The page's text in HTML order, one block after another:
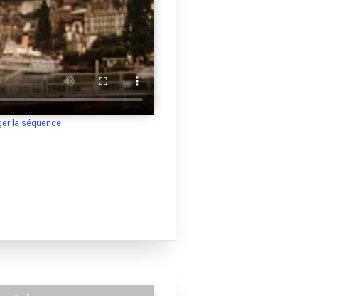
la séquence